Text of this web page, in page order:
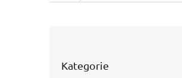
kategorie
Kategorie